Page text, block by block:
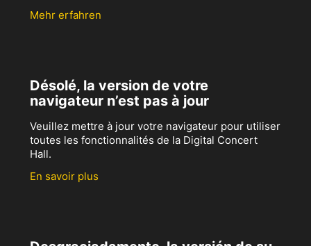
Mehr erfahren
Désolé, la version de votre
navigateur n’est pas à jour
Veuillez mettre à jour votre navigateur pour utiliser
toutes les fonctionnalités de la Digital Concert
Hall.
En savoir plus